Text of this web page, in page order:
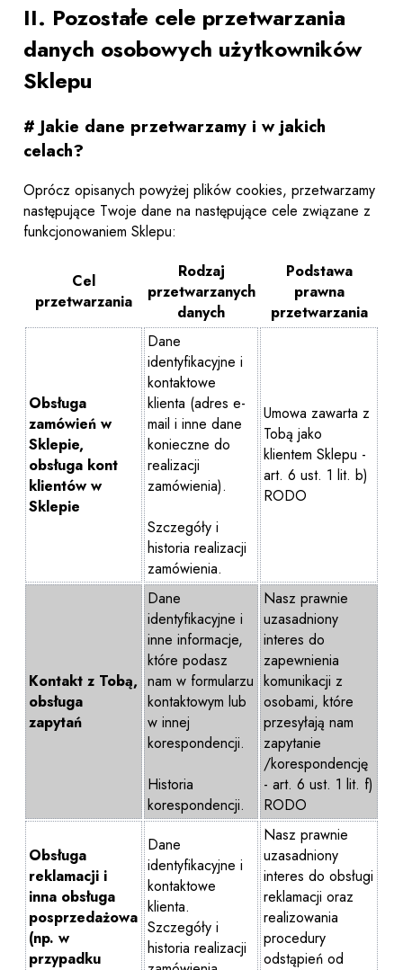
II. Pozostałe cele przetwarzania
danych osobowych użytkowników
Sklepu
# Jakie dane przetwarzamy i w jakich
celach?
Oprócz opisanych powyżej plików cookies, przetwarzamy
następujące Twoje dane na następujące cele związane z
funkcjonowaniem Sklepu:
Obsługa
zamówień w
Sklepie,
obsługa kont
klientów w
Sklepie
Dane
identyfikacyjne i
kontaktowe
klienta (adres e-
mail i inne dane
konieczne do
realizacji
zamówienia).
Szczegóły i
historia realizacji
zamówienia.
Umowa zawarta z
Tobą jako
klientem Sklepu -
art. 6 ust. 1 lit. b)
RODO
Kontakt z Tobą,
obsługa
zapytań
Dane
identyfikacyjne i
inne informacje,
które podasz
nam w formularzu
kontaktowym lub
w innej
korespondencji.
Historia
korespondencji.
Nasz prawnie
uzasadniony
interes do
zapewnienia
komunikacji z
osobami, które
przesyłają nam
zapytanie
/korespondencję
- art. 6 ust. 1 lit. f)
RODO
Obsługa
reklamacji i
inna obsługa
posprzedażowa
(np. w
przypadku
Dane
identyfikacyjne i
kontaktowe
klienta.
Szczegóły i
historia realizacji
Nasz prawnie
uzasadniony
interes do obsługi
reklamacji oraz
realizowania
procedury
odstąpień od
Cel
przetwarzania
Rodzaj
przetwarzanych
danych
Podstawa
prawna
przetwarzania